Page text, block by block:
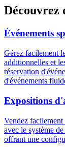
Découvrez
Événements
Gérez facilement
additionnelles et
réservation
d'événements
Expositions
Vendez
avec le système
offrant une